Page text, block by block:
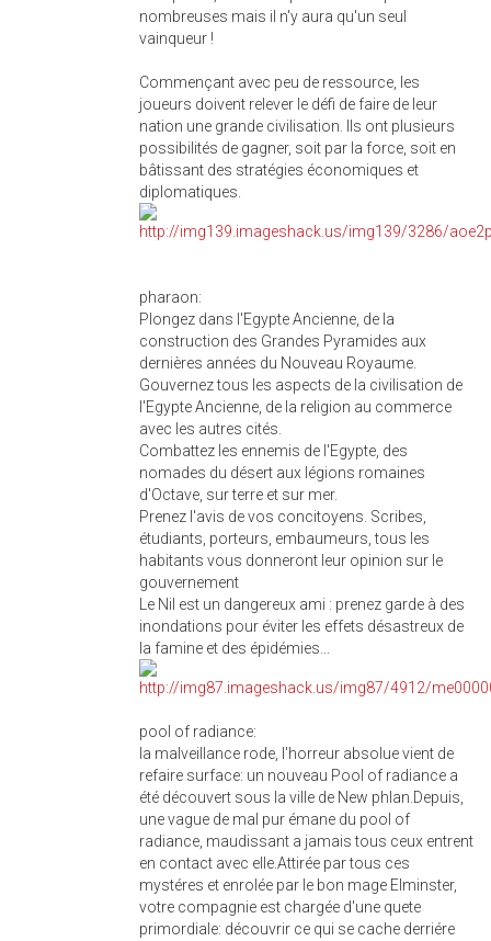
nombreuses mais il n'y aura qu'un seul
vainqueur !
Commençant avec peu de ressource, les
joueurs doivent relever le défi de faire de leur
nation une grande civilisation. Ils ont plusieurs
possibilités de gagner, soit par la force, soit en
bâtissant des stratégies économiques et
diplomatiques.
pharaon:
Plongez dans l'Egypte Ancienne, de la
construction des Grandes Pyramides aux
dernières années du Nouveau Royaume.
Gouvernez tous les aspects de la civilisation de
l'Egypte Ancienne, de la religion au commerce
avec les autres cités.
Combattez les ennemis de l'Egypte, des
nomades du désert aux légions romaines
d'Octave, sur terre et sur mer.
Prenez l'avis de vos concitoyens. Scribes,
étudiants, porteurs, embaumeurs, tous les
habitants vous donneront leur opinion sur le
gouvernement
Le Nil est un dangereux ami : prenez garde à des
inondations pour éviter les effets désastreux de
la famine et des épidémies...
pool of radiance:
la malveillance rode, l'horreur absolue vient de
refaire surface: un nouveau Pool of radiance a
été découvert sous la ville de New phlan.Depuis,
une vague de mal pur émane du pool of
radiance, maudissant a jamais tous ceux entrent
en contact avec elle.Attirée par tous ces
mystéres et enrolée par le bon mage Elminster,
votre compagnie est chargée d'une quete
primordiale: découvrir ce qui se cache derriére